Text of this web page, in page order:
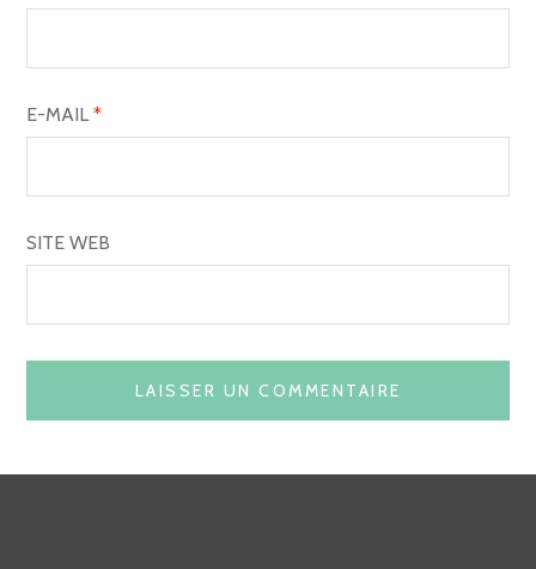
E-MAIL*
SITE WEB